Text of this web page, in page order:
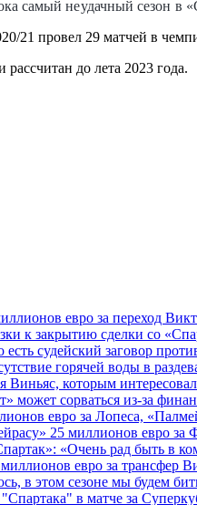
самый неудачный сезон в
21 провел 29 матчей в
до лета 2023 года.
евро за переход
к закрытию сделки со
есть судейский заговор
горячей воды в
которым
может сорваться из‑за
евро за Лопеса,
25 миллионов евро за
«Очень рад быть в
евро за трансфер
в этом сезоне мы будем
в матче за